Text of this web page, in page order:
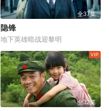
全37集
隐锋
地下英雄暗战迎黎明
全32集